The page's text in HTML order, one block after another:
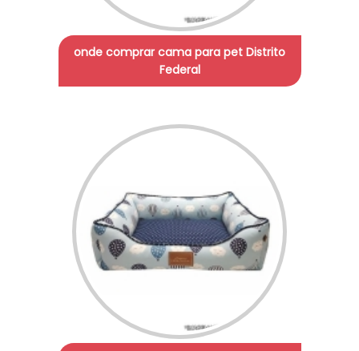
onde comprar cama para pet Distrito
Federal